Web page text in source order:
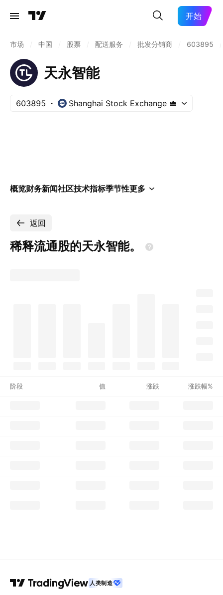
开始
市场 中国 股票 配送服务 批发分销商 603895
天永智能
603895 Shanghai Stock Exchange
概览财务新闻社区技术指标季节性更多
返回
稀释流通股的天永智能。
阶段 值 涨跌 涨跌幅%
人类制造